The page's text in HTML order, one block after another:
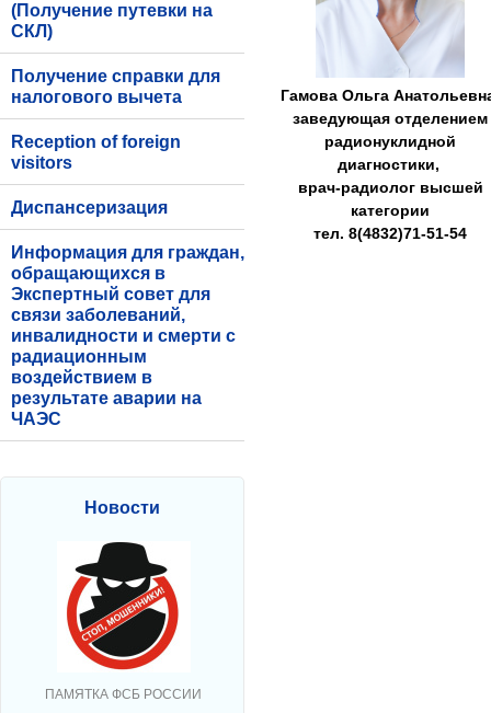
(Получение путевки на
СКЛ)
Получение справки для
налогового вычета
Reception of foreign
visitors
Диспансеризация
Информация для граждан,
обращающихся в
Экспертный совет для
связи заболеваний,
инвалидности и смерти с
радиационным
воздействием в
результате аварии на
ЧАЭС
Новости
ПАМЯТКА ФСБ РОССИИ
Гамова Ольга
заведующая отделением
радионуклидной
диагностики,
врач-радиолог высшей
категории
тел. 8(4832)71-51-54